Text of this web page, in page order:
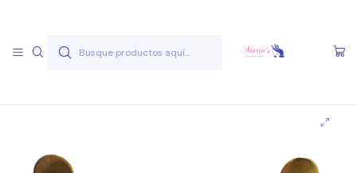
Inicio Joyas Acero Quirúgico Aros Acero Quirúgico
Aros A.Q. Variados Aro AQ V 23